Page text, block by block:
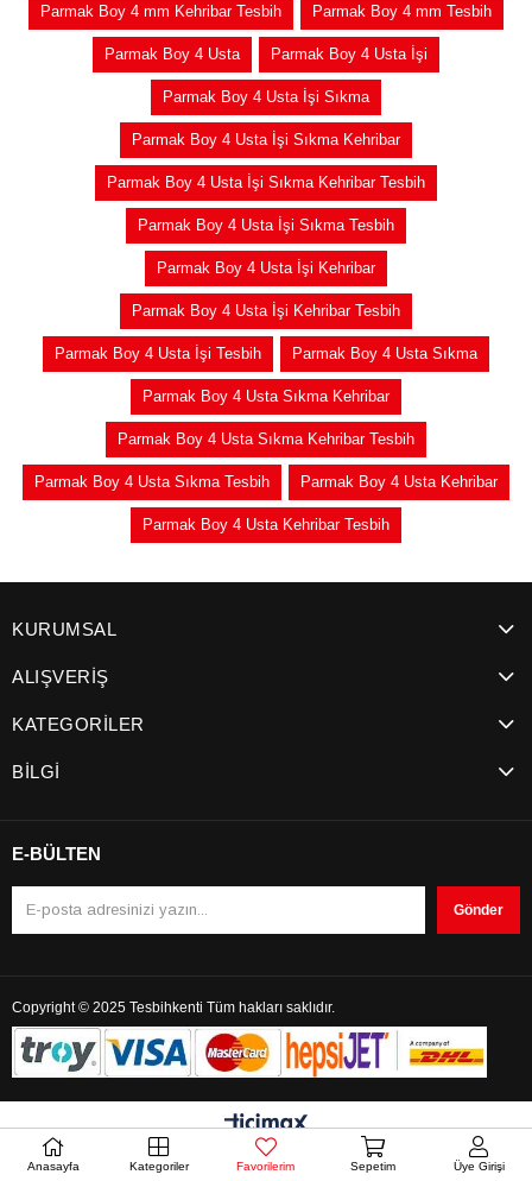
Parmak Boy 4 mm Kehribar Tesbih Parmak Boy 4 mm Tesbih
Parmak Boy 4 Usta Parmak Boy 4 Usta İşi
Parmak Boy 4 Usta İşi Sıkma
Parmak Boy 4 Usta İşi Sıkma Kehribar
Parmak Boy 4 Usta İşi Sıkma Kehribar Tesbih
Parmak Boy 4 Usta İşi Sıkma Tesbih
Parmak Boy 4 Usta İşi Kehribar
Parmak Boy 4 Usta İşi Kehribar Tesbih
Parmak Boy 4 Usta İşi Tesbih Parmak Boy 4 Usta Sıkma
Parmak Boy 4 Usta Sıkma Kehribar
Parmak Boy 4 Usta Sıkma Kehribar Tesbih
Parmak Boy 4 Usta Sıkma Tesbih Parmak Boy 4 Usta Kehribar
Parmak Boy 4 Usta Kehribar Tesbih
KURUMSAL
ALIŞVERİŞ
KATEGORİLER
BİLGİ
E-BÜLTEN
Gönder
Copyright © 2025 Tesbihkenti Tüm hakları saklıdır.
Anasayfa Kategoriler Favorilerim Sepetim Üye Girişi